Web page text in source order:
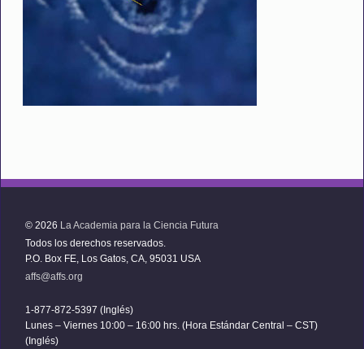
© 2026 La Academia para la Ciencia Futura
Todos los derechos reservados.
P.O. Box FE, Los Gatos, CA, 95031 USA
affs@affs.org
1-877-872-5397 (Inglés)
Lunes – Viernes 10:00 – 16:00 hrs. (Hora Estándar Central – CST)
(Inglés)